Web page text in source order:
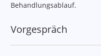
Behandlungsablauf.
Vorgespräch